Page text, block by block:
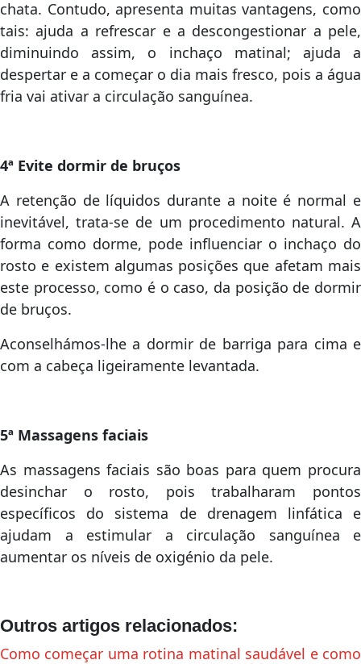
chata. Contudo, apresenta muitas vantagens, como
tais: ajuda a refrescar e a descongestionar a pele,
diminuindo assim, o inchaço matinal; ajuda a
despertar e a começar o dia mais fresco, pois a água
fria vai ativar a circulação sanguínea.
4ª Evite dormir de bruços
A retenção de líquidos durante a noite é normal e
inevitável, trata-se de um procedimento natural. A
forma como dorme, pode influenciar o inchaço do
rosto e existem algumas posições que afetam mais
este processo, como é o caso, da posição de dormir
de bruços.
Aconselhámos-lhe a dormir de barriga para cima e
com a cabeça ligeiramente levantada.
5ª Massagens faciais
As massagens faciais são boas para quem procura
desinchar o rosto, pois trabalharam pontos
específicos do sistema de drenagem linfática e
ajudam a estimular a circulação sanguínea e
aumentar os níveis de oxigénio da pele.
Outros artigos relacionados:
Como começar uma rotina matinal saudável e como